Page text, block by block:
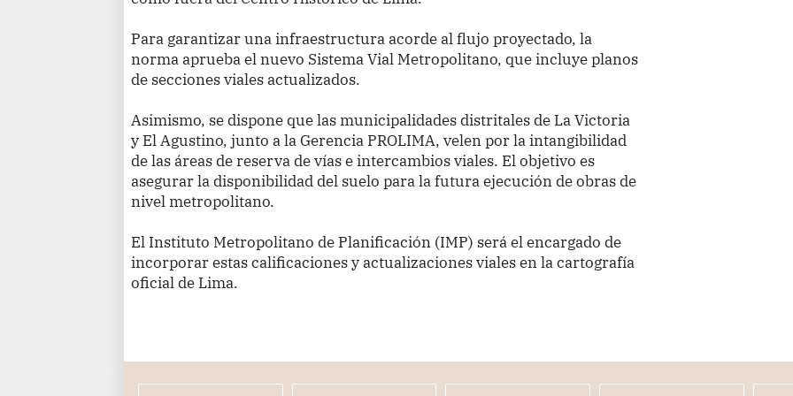
Para garantizar una infraestructura acorde al flujo proyectado, la
norma aprueba el nuevo Sistema Vial Metropolitano, que incluye planos
de secciones viales actualizados.
Asimismo, se dispone que las municipalidades distritales de La Victoria
y El Agustino, junto a la Gerencia PROLIMA, velen por la intangibilidad
de las áreas de reserva de vías e intercambios viales. El objetivo es
asegurar la disponibilidad del suelo para la futura ejecución de obras de
nivel metropolitano.
El Instituto Metropolitano de Planificación (IMP) será el encargado de
incorporar estas calificaciones y actualizaciones viales en la cartografía
oficial de Lima.